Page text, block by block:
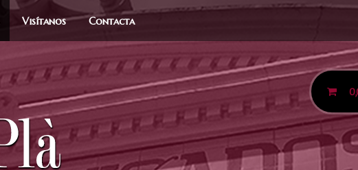
Visítanos Contacta